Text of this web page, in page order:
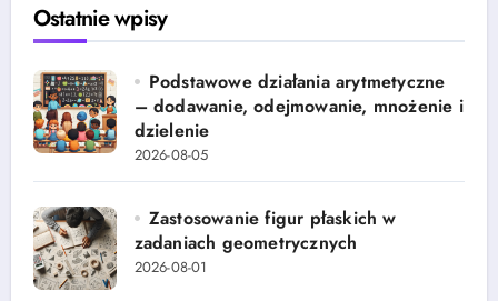
Ostatnie wpisy
Podstawowe działania arytmetyczne
– dodawanie, odejmowanie, mnożenie i
dzielenie
2026-08-05
Zastosowanie figur płaskich w
zadaniach geometrycznych
2026-08-01